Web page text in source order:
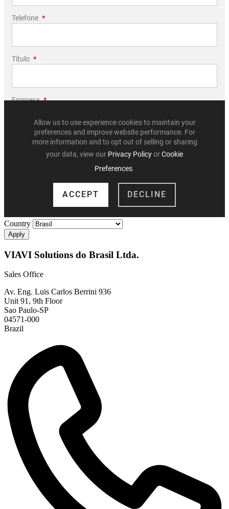
Country
Apply
VIAVI Solutions do Brasil Ltda.
Sales Office
Av. Eng. Luis Carlos Berrini 936
Unit 91, 9th Floor
Sao Paulo-SP
04571-000
Brazil